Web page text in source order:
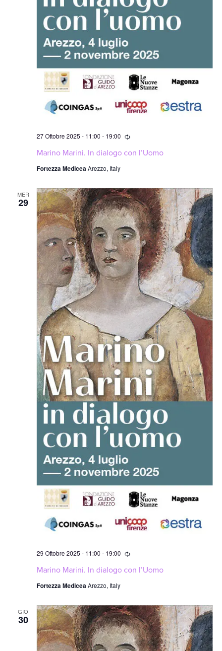
Marino Marini. In dialogo con l’Uomo
27 Ottobre 2025 - 11:00 - 19:00 Ricorrente
Fortezza MediceaArezzo, Italy
MER
29
Marino Marini. In dialogo con l’Uomo
29 Ottobre 2025 - 11:00 - 19:00 Ricorrente
Fortezza MediceaArezzo, Italy
GIO
30